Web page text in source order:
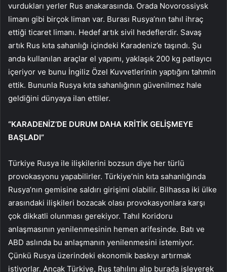
vurdukları yerler Rus anakarasında. Orada Novorossiysk
limanı gibi birçok liman var. Burası Rusya’nın tahıl ihraç
ettiği ticaret limanı. Hedef artık sivil hedeflerdir. Savaş
artık Rus kıta sahanlığı içindeki Karadeniz’e taşındı. Şu
anda kullanılan araçlar el yapımı, yaklaşık 200 kg patlayıcı
içeriyor ve bunu İngiliz Özel Kuvvetlerinin yaptığını tahmin
ettik. Bununla Rusya kıta sahanlığının güvenilmez hale
geldiğini dünyaya ilan ettiler.
“KARADENİZ’DE DURUM DAHA KRİTİK GELİŞMEYE
BAŞLADI”
Türkiye Rusya ile ilişkilerini bozsun diye her türlü
provokasyonu yapabilirler. Türkiye’nin kıta sahanlığında
Rusya’nın gemisine saldırı girişimi olabilir. Bilhassa iki ülke
arasındaki ilişkileri bozacak olası provokasyonlara karşı
çok dikkatli olunması gerekiyor. Tahıl Koridoru
anlaşmasının yenilenmesinin hemen arifesinde. Batı ve
ABD aslında bu anlaşmanın yenilenmesini istemiyor.
Çünkü Rusya üzerindeki ekonomik baskıyı artırmak
istiyorlar. Ancak Türkiye, Rus tahılını alıp burada işleyerek